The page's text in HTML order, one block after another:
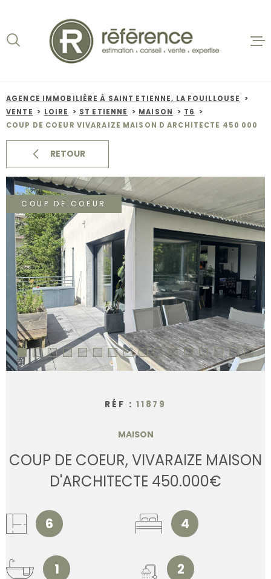
la
recherche
menu
principal
contenu
ACCUEIL
VENTES
ALERTE
CONTACT
AGENCE IMMOBILIÈRE À SAINT ETIENNE, LA FOUILLOUSE
VENTE
LOIRE ST ETIENNE MAISON
T6
COUP DE COEUR VIVARAIZE MAISON D ARCHITECTE 450 000
RETOUR
COUP DE COEUR
RÉF :11879
MAISON
COUP DE COEUR, VIVARAIZE MAISON
D'ARCHITECTE 450.000€
6 4
1 2